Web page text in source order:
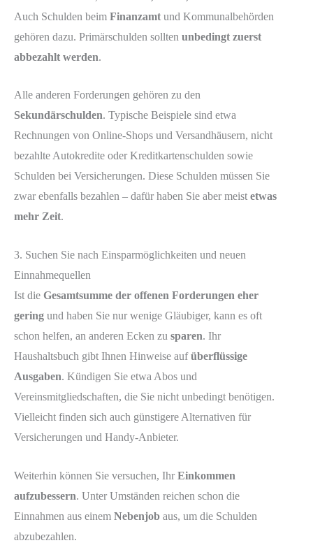
Auch Schulden beim Finanzamt und Kommunalbehörden
gehören dazu. Primärschulden sollten unbedingt zuerst
abbezahlt werden.
Alle anderen Forderungen gehören zu den
Sekundärschulden. Typische Beispiele sind etwa
Rechnungen von Online-Shops und Versandhäusern, nicht
bezahlte Autokredite oder Kreditkartenschulden sowie
Schulden bei Versicherungen. Diese Schulden müssen Sie
zwar ebenfalls bezahlen – dafür haben Sie aber meist etwas
mehr Zeit.
3. Suchen Sie nach Einsparmöglichkeiten und neuen
Einnahmequellen
Ist die Gesamtsumme der offenen Forderungen eher
gering und haben Sie nur wenige Gläubiger, kann es oft
schon helfen, an anderen Ecken zu sparen. Ihr
Haushaltsbuch gibt Ihnen Hinweise aufüberflüssige
Ausgaben. Kündigen Sie etwa Abos und
Vereinsmitgliedschaften, die Sie nicht unbedingt benötigen.
Vielleicht finden sich auch günstigere Alternativen für
Versicherungen und Handy-Anbieter.
Weiterhin können Sie versuchen, Ihr Einkommen
aufzubessern. Unter Umständen reichen schon die
Einnahmen aus einem Nebenjob aus, um die Schulden
abzubezahlen.